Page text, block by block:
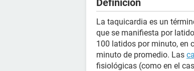
Definición
La taquicardia es un
que se manifiesta por
100 latidos por minuto, en
minuto de promedio. Las
fisiológicas (como en el